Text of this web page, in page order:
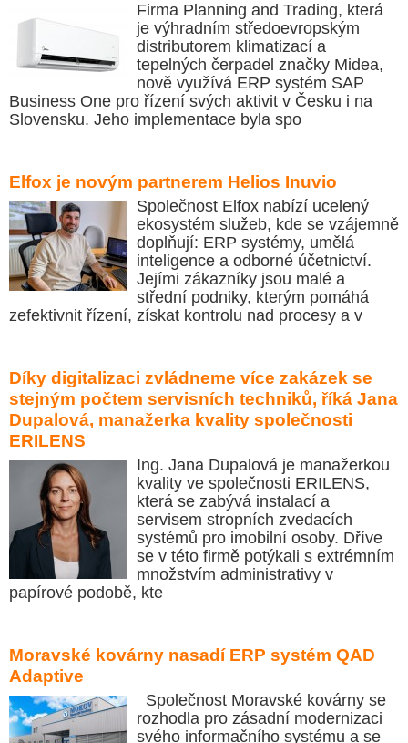
Firma Planning and Trading, která
je výhradním středoevropským
distributorem klimatizací a
tepelných čerpadel značky Midea,
nově využívá ERP systém SAP
Business One pro řízení svých aktivit v Česku i na
Slovensku. Jeho implementace byla spo
Elfox je novým partnerem Helios Inuvio
Společnost Elfox nabízí ucelený
ekosystém služeb, kde se vzájemně
doplňují: ERP systémy, umělá
inteligence a odborné účetnictví.
Jejími zákazníky jsou malé a
střední podniky, kterým pomáhá
zefektivnit řízení, získat kontrolu nad procesy a v
Díky digitalizaci zvládneme více zakázek se
stejným počtem servisních techniků, říká Jana
Dupalová, manažerka kvality společnosti
ERILENS
Ing. Jana Dupalová je manažerkou
kvality ve společnosti ERILENS,
která se zabývá instalací a
servisem stropních zvedacích
systémů pro imobilní osoby. Dříve
se v této firmě potýkali s extrémním
množstvím administrativy v
papírové podobě, kte
Moravské kovárny nasadí ERP systém QAD
Adaptive
Společnost Moravské kovárny se
rozhodla pro zásadní modernizaci
svého informačního systému a se